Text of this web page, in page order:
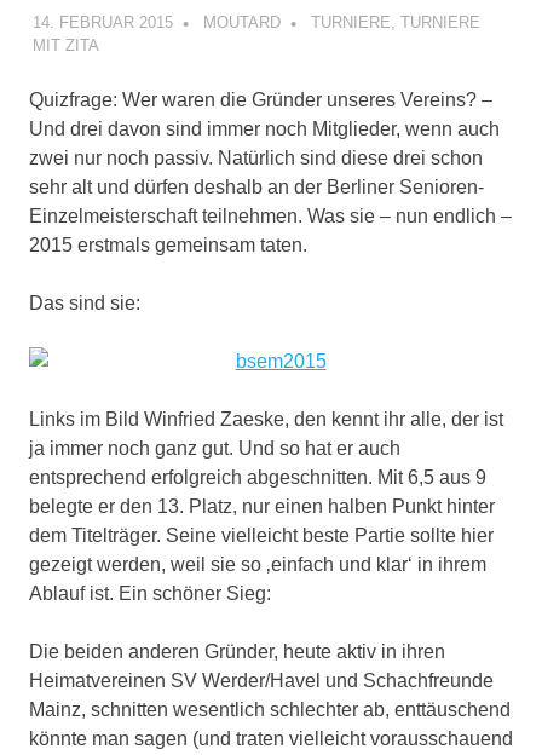
14. FEBRUAR 2015 MOUTARD TURNIERE TURNIERE
MIT ZITA
Quizfrage: Wer waren die Gründer unseres Vereins? –
Und drei davon sind immer noch Mitglieder, wenn auch
zwei nur noch passiv. Natürlich sind diese drei schon
sehr alt und dürfen deshalb an der Berliner Senioren-
Einzelmeisterschaft teilnehmen. Was sie – nun endlich –
2015 erstmals gemeinsam taten.
Das sind sie:
Links im Bild Winfried Zaeske, den kennt ihr alle, der ist
ja immer noch ganz gut. Und so hat er auch
entsprechend erfolgreich abgeschnitten. Mit 6,5 aus 9
belegte er den 13. Platz, nur einen halben Punkt hinter
dem Titelträger. Seine vielleicht beste Partie sollte hier
gezeigt werden, weil sie so ‚einfach und klar‘ in ihrem
Ablauf ist. Ein schöner Sieg:
Die beiden anderen Gründer, heute aktiv in ihren
Heimatvereinen SV Werder/Havel und Schachfreunde
Mainz, schnitten wesentlich schlechter ab, enttäuschend
könnte man sagen (und traten vielleicht vorausschauend